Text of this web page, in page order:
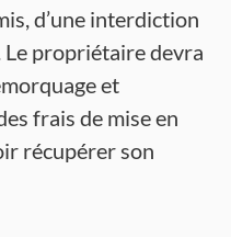
d’une interdiction
Le propriétaire devra
et
frais de mise en
récupérer son